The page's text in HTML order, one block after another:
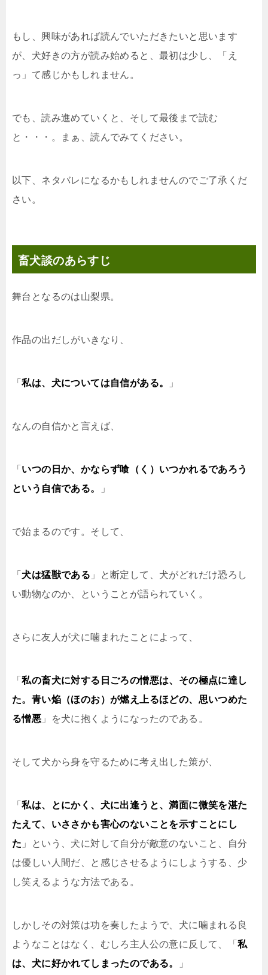
もし、興味があれば読んでいただきたいと思います
が、犬好きの方が読み始めると、最初は少し、「え
っ」て感じかもしれません。
でも、読み進めていくと、そして最後まで読む
と・・・。まぁ、読んでみてください。
以下、ネタバレになるかもしれませんのでご了承くだ
さい。
畜犬談のあらすじ
舞台となるのは山梨県。
作品の出だしがいきなり、
「私は、犬については自信がある。 」
なんの自信かと言えば、
「 いつの日か、かならず喰（く）いつかれるであろう
という自信である。
」
で始まるのです。そして、
「 犬は猛獣である 」と断定して、犬がどれだけ恐ろし
い動物なのか、ということが語られていく。
さらに友人が犬に噛まれたことによって、
「私の畜犬に対する日ごろの憎悪は、その極点に達し
た。青い焔（ほのお）が燃え上るほどの、思いつめた
る憎悪 」を犬に抱くようになったのである。
そして犬から身を守るために考え出した策が、
「私は、とにかく、犬に出逢うと、満面に微笑を湛た
たえて、いささかも害心のないことを示すことにし
た 」という、犬に対して自分が敵意のないこと、自分
は優しい人間だ、と感じさせるようにしようする、少
し笑えるような方法である。
しかしその対策は功を奏したようで、犬に噛まれる良
ようなことはなく、むしろ主人公の意に反して、「私
は、犬に好かれてしまったのである。
」